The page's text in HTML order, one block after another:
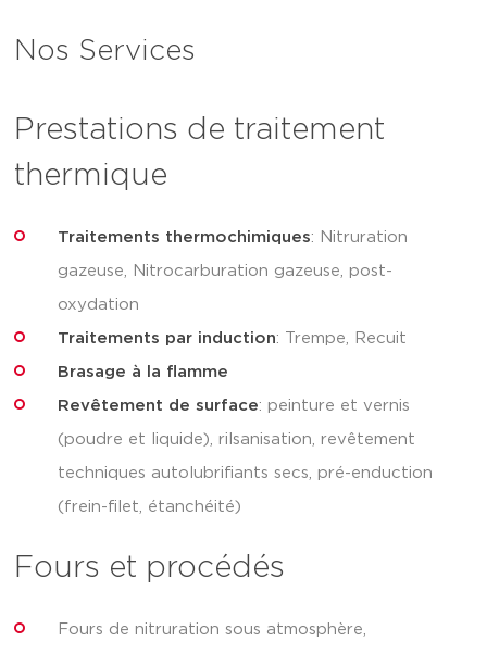
Nos Services
Prestations de traitement
thermique
Traitements thermochimiques: Nitruration
gazeuse, Nitrocarburation gazeuse, post-
oxydation
Traitements par induction: Trempe, Recuit
Brasage à la flamme
Revêtement de surface: peinture et vernis
(poudre et liquide), rilsanisation, revêtement
techniques autolubrifiants secs, pré-enduction
(frein-filet, étanchéité)
Fours et procédés
Fours de nitruration sous atmosphère,